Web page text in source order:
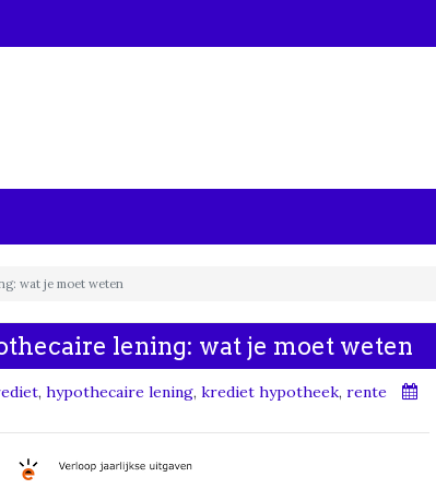
wat je moet weten
lening: wat je moet weten
, hypothecaire lening, krediet hypotheek, rente